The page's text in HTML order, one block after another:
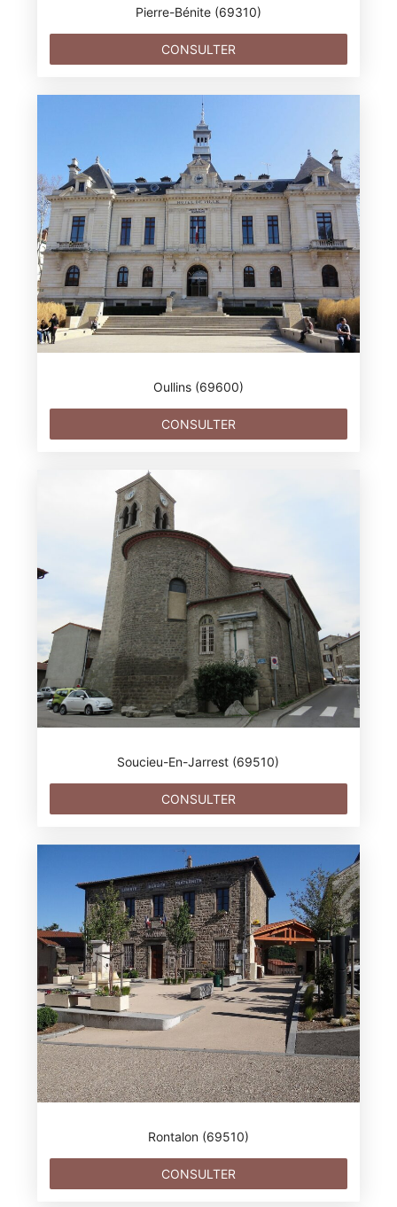
Pierre-Bénite (69310)
CONSULTER
Oullins (69600)
CONSULTER
Soucieu-En-Jarrest (69510)
CONSULTER
Rontalon (69510)
CONSULTER